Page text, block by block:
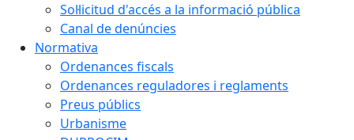
Sol·licitud d'accés a la informació pública
Canal de denúncies
Normativa
Ordenances fiscals
Ordenances reguladores i reglaments
Preus públics
Urbanisme